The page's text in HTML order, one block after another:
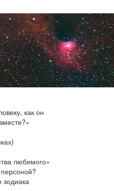
как он
любимого»
зодиака